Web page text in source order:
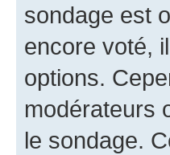
sondage est
encore voté,
options.
modérateurs
le sondage.